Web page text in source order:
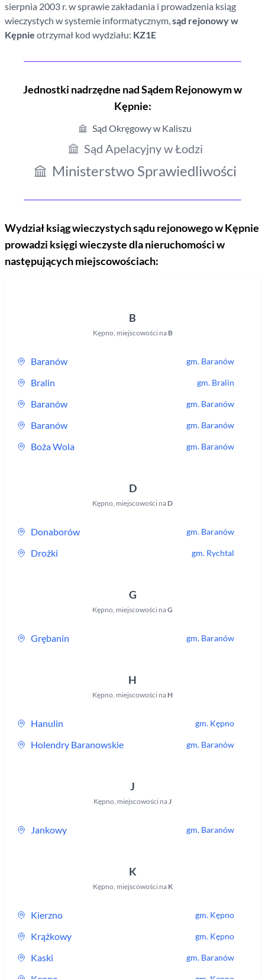
sierpnia 2003 r. w sprawie zakładania i prowadzenia ksiąg
wieczystych w systemie informatycznym,sąd rejonowyw
Kępnie otrzymał kod wydziału: KZ1E
Jednostki nadrzędne nad Sądem Rejonowymw
Kępnie:
Sąd Okręgowy w Kaliszu
Sąd Apelacyjny w Łodzi
Ministerstwo Sprawiedliwości
Wydział ksiąg wieczystych sądu rejonowegow Kępnie
prowadzi księgi wieczyste dla nieruchomości w
następujących miejscowościach:
B
Kępno, miejscowości na B
Baranów gm. Baranów
Bralin gm. Bralin
Baranów gm. Baranów
Baranów gm. Baranów
Boża Wola gm. Baranów
D
Kępno, miejscowości na D
Donaborów gm. Baranów
Drożki gm. Rychtal
G
Kępno, miejscowości naG
Grębanin gm. Baranów
H
Kępno, miejscowości na H
Hanulin gm. Kępno
Holendry Baranowskie gm. Baranów
J
Kępno, miejscowości naJ
Jankowy gm. Baranów
K
Kępno, miejscowości na K
Kierzno gm. Kępno
Krążkowy gm. Kępno
Kaski gm. Baranów